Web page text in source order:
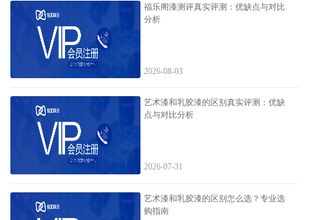
福乐阁漆测评真实评测：优缺点与对比
分析
2026-08-03
艺术漆和乳胶漆的区别真实评测：优缺
点与对比分析
2026-07-31
艺术漆和乳胶漆的区别怎么选？专业选
购指南